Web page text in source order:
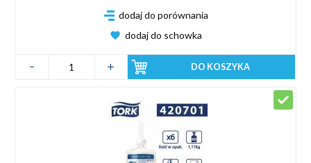
dodaj do porównania
dodaj do schowka
DO KOSZYKA